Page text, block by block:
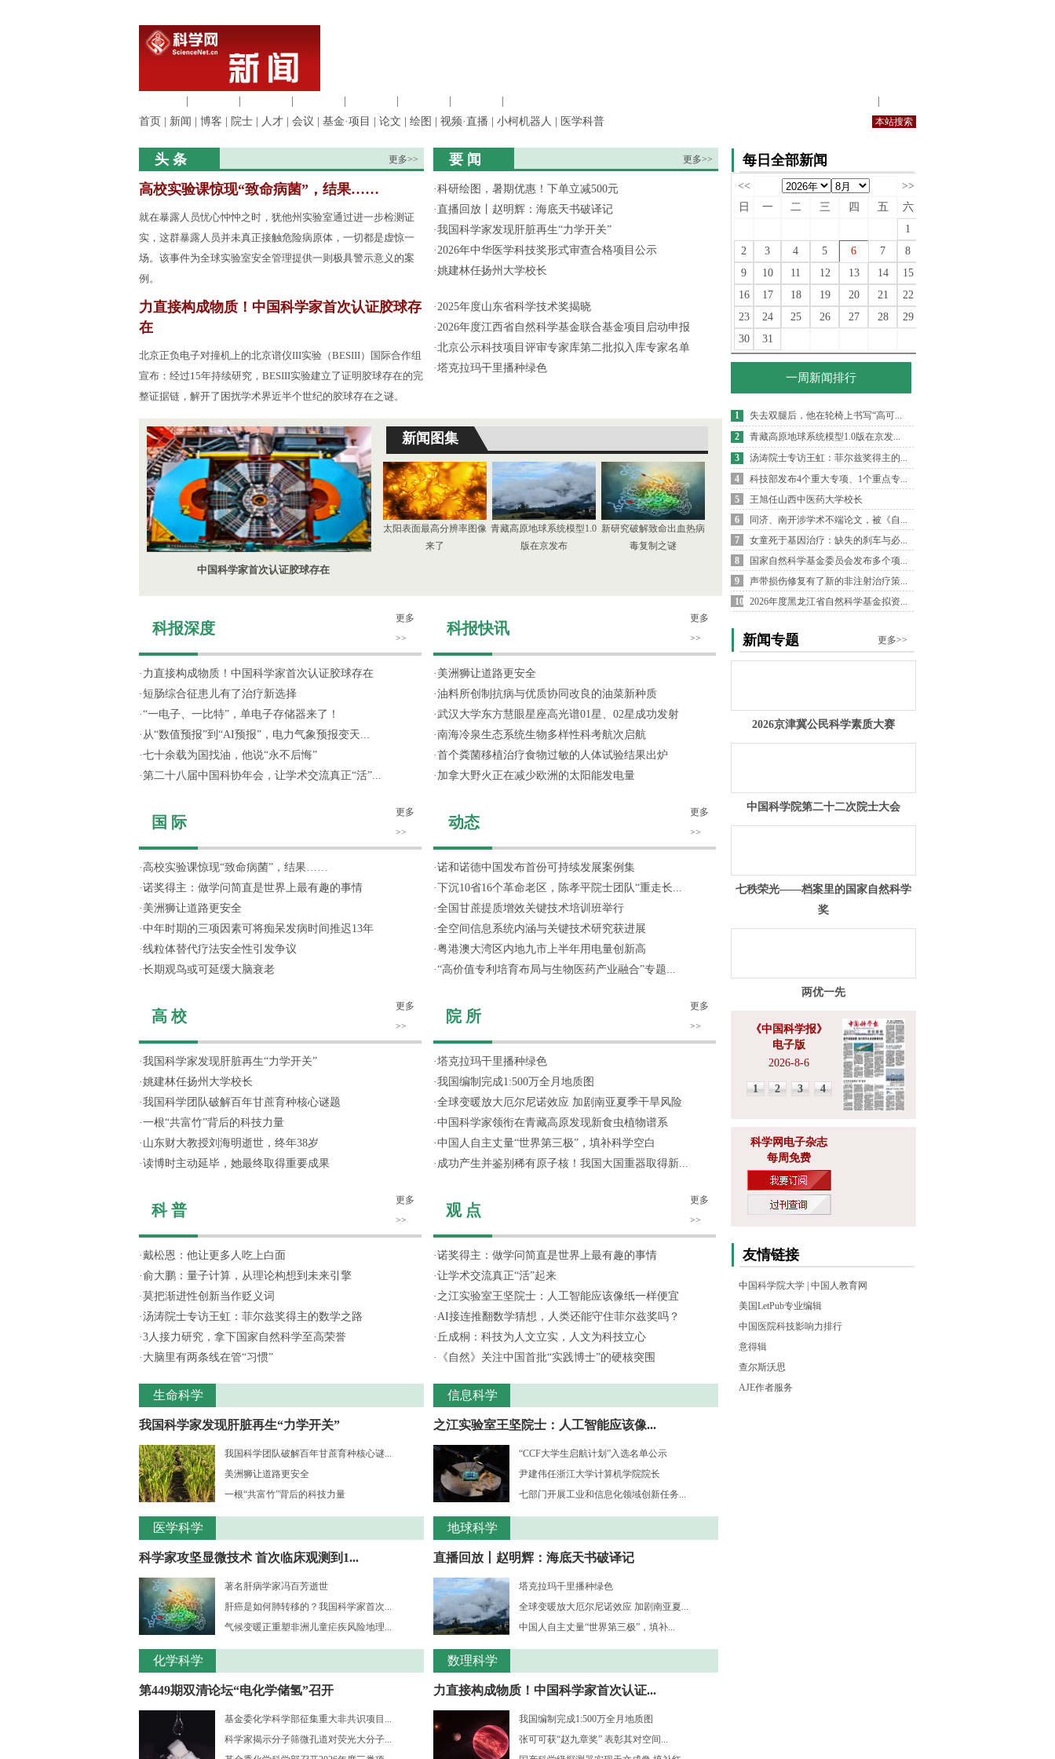
首页
新闻 博客 院士 人才 会议 基金·项目 论文 绘图 视频·直播 小柯机器人 医学科普
头 条 更多>>
高校实验课惊现“致命病菌”，结果……
就在暴露人员忧心忡忡之时，犹他州实验室通过进一步检测证
实，这群暴露人员并未真正接触危险病原体，一切都是虚惊一
场。该事件为全球实验室安全管理提供一则极具警示意义的案
例。
力直接构成物质！中国科学家首次认证胶球存
在
北京正负电子对撞机上的北京谱仪III实验（BESIII）国际合作组
宣布：经过15年持续研究，BESIII实验建立了证明胶球存在的完
整证据链，解开了困扰学术界近半个世纪的胶球存在之谜。
要 闻 更多>>
·科研绘图，暑期优惠！下单立减500元
·直播回放丨赵明辉：海底天书破译记
·我国科学家发现肝脏再生“力学开关”
·2026年中华医学科技奖形式审查合格项目公示
·姚建林任扬州大学校长
·2025年度山东省科学技术奖揭晓
·2026年度江西省自然科学基金联合基金项目启动申报
·北京公示科技项目评审专家库第二批拟入库专家名单
·塔克拉玛干里播种绿色
中国科学家首次认证胶球存在
新闻图集
太阳表面最高分辨率图像
来了
青藏高原地球系统模型1.0
版在京发布
新研究破解致命出血热病
毒复制之谜
科报深度
更多
>>
· 力直接构成物质！中国科学家首次认证胶球存在
· 短肠综合征患儿有了治疗新选择
·“一电子、一比特”，单电子存储器来了！
· 从“数值预报”到“AI预报”，电力气象预报变天...
·七十余载为国找油，他说“永不后悔”
·第二十八届中国科协年会，让学术交流真正“活”...
国 际
更多
>>
· 高校实验课惊现“致命病菌”，结果……
·诺奖得主：做学问简直是世界上最有趣的事情
· 美洲狮让道路更安全
·中年时期的三项因素可将痴呆发病时间推迟13年
·线粒体替代疗法安全性引发争议
·长期观鸟或可延缓大脑衰老
高 校
更多
>>
·我国科学家发现肝脏再生“力学开关”
·姚建林任扬州大学校长
·我国科学团队破解百年甘蔗育种核心谜题
·一根“共富竹”背后的科技力量
· 山东财大教授刘海明逝世，终年38岁
·读博时主动延毕，她最终取得重要成果
科 普
更多
>>
·戴松恩：他让更多人吃上白面
·俞大鹏：量子计算，从理论构想到未来引擎
·莫把渐进性创新当作贬义词
·汤涛院士专访王虹：菲尔兹奖得主的数学之路
·3人接力研究，拿下国家自然科学至高荣誉
· 大脑里有两条线在管“习惯”
生命科学
我国科学家发现肝脏再生“力学开关”
我国科学团队破解百年甘蔗育种核心谜...
美洲狮让道路更安全
一根“共富竹”背后的科技力量
医学科学
科学家攻坚显微技术 首次临床观测到1...
著名肝病学家冯百芳逝世
肝癌是如何肺转移的？我国科学家首次...
气候变暖正重塑非洲儿童疟疾风险地理...
化学科学
第449期双清论坛“电化学储氢”召开
基金委化学科学部征集重大非共识项目...
科学家揭示分子筛微孔道对荧光大分子...
科报快讯
更多
>>
· 美洲狮让道路更安全
·油料所创制抗病与优质协同改良的油菜新种质
·武汉大学东方慧眼星座高光谱01星、02星成功发射
·南海冷泉生态系统生物多样性科考航次启航
·首个粪菌移植治疗食物过敏的人体试验结果出炉
· 加拿大野火正在减少欧洲的太阳能发电量
动态
更多
>>
·诺和诺德中国发布首份可持续发展案例集
·下沉10省16个革命老区，陈孝平院士团队“重走长...
·全国甘蔗提质增效关键技术培训班举行
·全空间信息系统内涵与关键技术研究获进展
·粤港澳大湾区内地九市上半年用电量创新高
·“高价值专利培育布局与生物医药产业融合”专题...
院 所
更多
>>
·塔克拉玛干里播种绿色
·我国编制完成1:500万全月地质图
·全球变暖放大厄尔尼诺效应 加剧南亚夏季干旱风险
·中国科学家领衔在青藏高原发现新食虫植物谱系
·中国人自主丈量“世界第三极”，填补科学空白
· 成功产生并鉴别稀有原子核！我国大国重器取得新...
观 点
更多
>>
·诺奖得主：做学问简直是世界上最有趣的事情
·让学术交流真正“活”起来
· 之江实验室王坚院士：人工智能应该像纸一样便宜
·AI接连推翻数学猜想，人类还能守住菲尔兹奖吗？
· 丘成桐：科技为人文立实，人文为科技立心
·
《自然》关注中国首批“实践博士”的硬核突围
信息科学
之江实验室王坚院士：人工智能应该像...
“CCF大学生启航计划”入选名单公示
尹建伟任浙江大学计算机学院院长
七部门开展工业和信息化领域创新任务...
地球科学
直播回放丨赵明辉：海底天书破译记
塔克拉玛干里播种绿色
全球变暖放大厄尔尼诺效应 加剧南亚夏...
中国人自主丈量“世界第三极”，填补...
数理科学
力直接构成物质！中国科学家首次认证...
我国编制完成1:500万全月地质图
张可可获“赵九章奖” 表彰其对空间...
每日全部新闻
<<
>>
日
一 二 三 四 五
六
1
2
3 4 5 6 7
8
9
10 11 12 13 14
15
16
17 18 19 20 21
22
23
24 25 26 27 28
29
30
31
一周新闻排行
1
失去双腿后，他在轮椅上书写“高可...
2
青藏高原地球系统模型1.0版在京发...
3
汤涛院士专访王虹：菲尔兹奖得主的...
4
科技部发布4个重大专项、1个重点专...
5
王旭任山西中医药大学校长
6
同济、南开涉学术不端论文，被《自...
7
女童死于基因治疗：缺失的刹车与必...
8
国家自然科学基金委员会发布多个项...
9
声带损伤修复有了新的非注射治疗策...
10 2026年度黑龙江省自然科学基金拟资...
新闻专题 更多>>
2026京津冀公民科学素质大赛
中国科学院第二十二次院士大会
七秩荣光——档案里的国家自然科学
奖
两优一先
《中国科学报》
电子版
2026-8-6
1 2 3 4
科学网电子杂志
每周免费
友情链接
中国科学院大学 中国人教育网
美国LetPub专业编辑
中国医院科技影响力排行
意得辑
查尔斯沃思
AJE作者服务